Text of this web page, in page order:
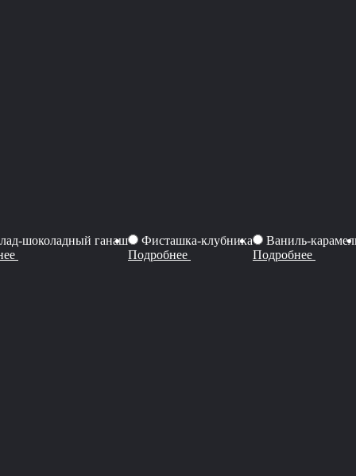
шоколадный ганаш
Фисташка-клубника
Подробнее
Ваниль-
Подробнее